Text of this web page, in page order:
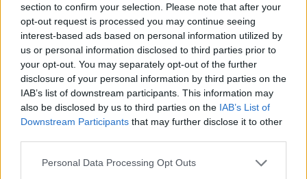
section to confirm your selection. Please note that after your
opt-out request is processed you may continue seeing
interest-based ads based on personal information utilized by
us or personal information disclosed to third parties prior to
your opt-out. You may separately opt-out of the further
disclosure of your personal information by third parties on the
IAB’s list of downstream participants. This information may
also be disclosed by us to third parties on the IAB’s List of
Downstream Participants that may further disclose it to other
Personal Data Processing Opt Outs
Sutinku sutaisyklėmis
This site is protected by
reCAPTCHA and the Google
Privacy PolicyandTerms of
Serviceapply.